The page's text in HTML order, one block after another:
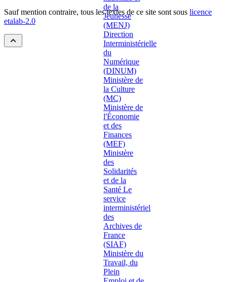
Sauf mention contraire, tous les textes de ce site sont sous licence
etalab-2.0